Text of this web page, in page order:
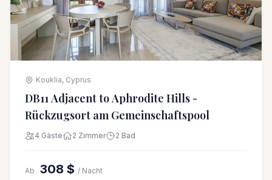
Kouklia, Cyprus
DB11 Adjacent to Aphrodite Hills -
Rückzugsort am Gemeinschaftspool
4 Gäste 2 Zimmer 2 Bad
Ab 308 $ / Nacht